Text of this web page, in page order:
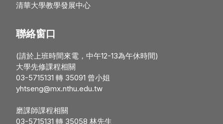
清華大學教學發展中心
聯絡窗口
(請於上班時間來電，中午12-13為午休時間)
大學先修課程相關
03-5715131 轉 35091 曾小姐
yhtseng@mx.nthu.edu.tw
磨課師課程相關
03-5715131 轉 35058 林先生